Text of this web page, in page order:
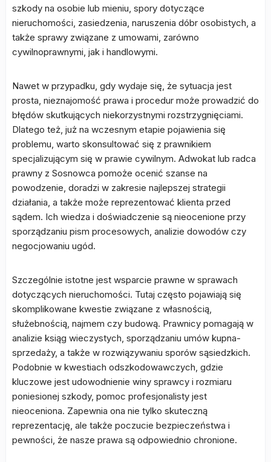
szkody na osobie lub mieniu, spory dotyczące
nieruchomości, zasiedzenia, naruszenia dóbr osobistych, a
także sprawy związane z umowami, zarówno
cywilnoprawnymi, jak i handlowymi.
Nawet w przypadku, gdy wydaje się, że sytuacja jest
prosta, nieznajomość prawa i procedur może prowadzić do
błędów skutkujących niekorzystnymi rozstrzygnięciami.
Dlatego też, już na wczesnym etapie pojawienia się
problemu, warto skonsultować się z prawnikiem
specjalizującym się w prawie cywilnym. Adwokat lub radca
prawny z Sosnowca pomoże ocenić szanse na
powodzenie, doradzi w zakresie najlepszej strategii
działania, a także może reprezentować klienta przed
sądem. Ich wiedza i doświadczenie są nieocenione przy
sporządzaniu pism procesowych, analizie dowodów czy
negocjowaniu ugód.
Szczególnie istotne jest wsparcie prawne w sprawach
dotyczących nieruchomości. Tutaj często pojawiają się
skomplikowane kwestie związane z własnością,
służebnością, najmem czy budową. Prawnicy pomagają w
analizie ksiąg wieczystych, sporządzaniu umów kupna-
sprzedaży, a także w rozwiązywaniu sporów sąsiedzkich.
Podobnie w kwestiach odszkodowawczych, gdzie
kluczowe jest udowodnienie winy sprawcy i rozmiaru
poniesionej szkody, pomoc profesjonalisty jest
nieoceniona. Zapewnia ona nie tylko skuteczną
reprezentację, ale także poczucie bezpieczeństwa i
pewności, że nasze prawa są odpowiednio chronione.